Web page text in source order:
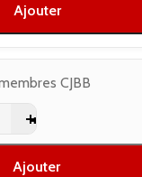
Ajouter
CJBB
+
Ajouter